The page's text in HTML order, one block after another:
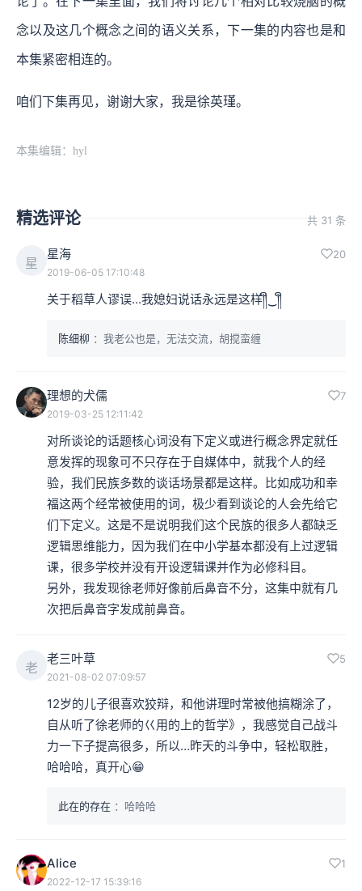
念以及这几个概念之间的语义关系，下一集的内容也是和
本集紧密相连的。
咱们下集再见，谢谢大家，我是徐英瑾。
本集编辑：hyl
精选评论 共 31 条
星
星海 20
2019-06-05 17:10:48
关于稻草人谬误...我媳妇说话永远是这样༎ຶ‿༎ຶ
陈细柳 ：我老公也是，无法交流，胡搅蛮缠
理想的犬儒 7
2019-03-25 12:11:42
对所谈论的话题核心词没有下定义或进行概念界定就任
意发挥的现象可不只存在于自媒体中，就我个人的经
验，我们民族多数的谈话场景都是这样。比如成功和幸
福这两个经常被使用的词，极少看到谈论的人会先给它
们下定义。这是不是说明我们这个民族的很多人都缺乏
逻辑思维能力，因为我们在中小学基本都没有上过逻辑
课，很多学校并没有开设逻辑课并作为必修科目。
另外，我发现徐老师好像前后鼻音不分，这集中就有几
次把后鼻音字发成前鼻音。
老
老三叶草 5
2021-08-02 07:09:57
12岁的儿子很喜欢狡辩，和他讲理时常被他搞糊涂了，
自从听了徐老师的巜用的上的哲学》，我感觉自己战斗
力一下子提高很多，所以…昨天的斗争中，轻松取胜，
哈哈哈，真开心😁
此在的存在 ：哈哈哈
Alice 1
2022-12-17 15:39:16